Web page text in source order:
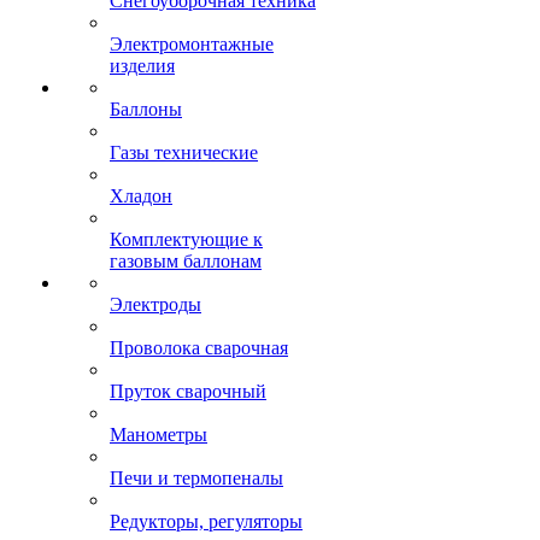
Электромонтажные
изделия
Баллоны
Газы технические
Хладон
Комплектующие к
газовым баллонам
Электроды
Проволока сварочная
Пруток сварочный
Манометры
Печи и термопеналы
Редукторы, регуляторы